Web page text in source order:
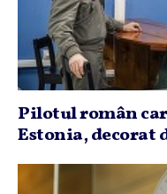
Pilotul român
Estonia, decorat